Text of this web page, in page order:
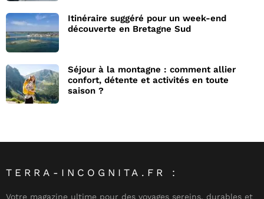
Itinéraire suggéré pour un week-end
découverte en Bretagne Sud
Séjour à la montagne : comment allier
confort, détente et activités en toute
saison ?
TERRA-INCOGNITA.FR :
Votre magazine ultime pour des voyages sereins, durables et